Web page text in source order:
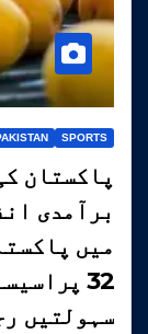
SPORTS
پاکستان
برآمدی
میں
32
سہولتیں